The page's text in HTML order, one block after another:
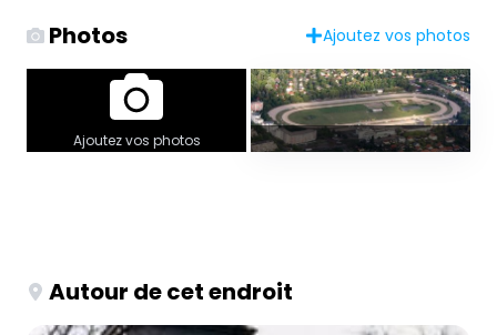
Photos Ajoutez vos photos
Ajoutez vos photos
Autour de cet endroit